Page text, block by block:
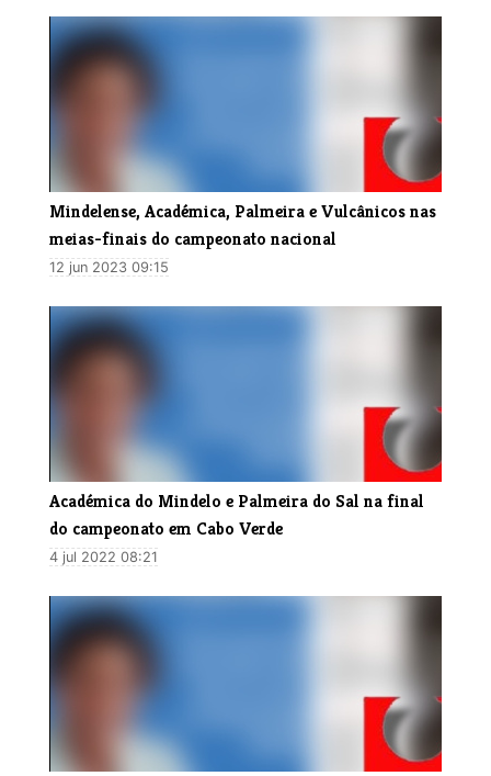
Mindelense, Académica, Palmeira e Vulcânicos nas
meias-finais do campeonato nacional
12 jun 2023 09:15
Académica do Mindelo e Palmeira do Sal na final
do campeonato em Cabo Verde
4 jul 2022 08:21